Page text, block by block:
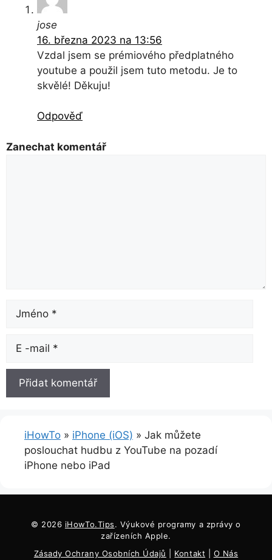
jose
16. března 2023 na 13:56
Vzdal jsem se prémiového předplatného
youtube a použil jsem tuto metodu. Je to
skvělé! Děkuju!
Odpověď
Zanechat komentář
název
mailem
iHowTo » iPhone (iOS) » Jak můžete
poslouchat hudbu z YouTube na pozadí
iPhone nebo iPad
© 2026 iHowTo.Tips. Výukové programy a zprávy o
zařízeních Apple.
Zásady Ochrany Osobních Údajů
Kontakt O Nás